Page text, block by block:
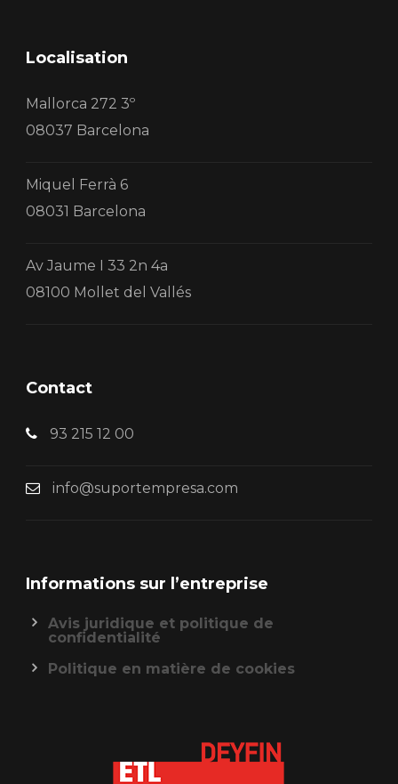
Localisation
Mallorca 272 3º
08037 Barcelona
Miquel Ferrà 6
08031 Barcelona
Av Jaume I 33 2n 4a
08100 Mollet del Vallés
Contact
93 215 12 00
info@suportempresa.com
Informations sur l’entreprise
Avis juridique et politique de
confidentialité
Politique en matière de cookies